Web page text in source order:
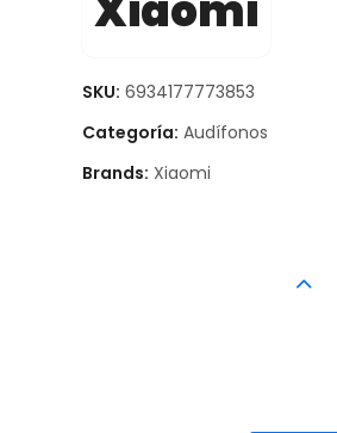
SKU: 6934177773853
Categoría: Audífonos
Brands: Xiaomi